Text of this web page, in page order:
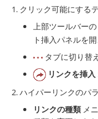
クリック可能にする
上部ツールバーの
ト挿入パネルを開
タブに切り替
リンクを挿入
ハイパーリンクのパ
リンクの種類メ